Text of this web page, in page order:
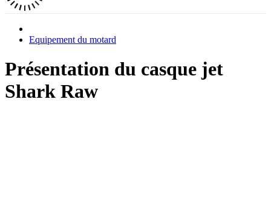
Equipement du motard
Présentation du casque jet
Shark Raw